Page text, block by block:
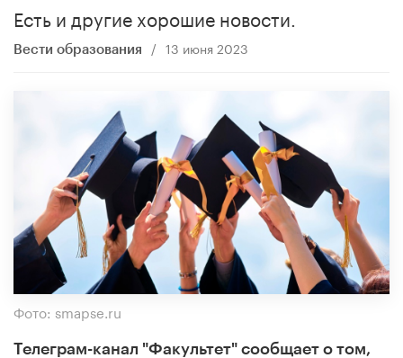
Есть и другие хорошие новости.
Вести образования / 13 июня 2023
Фото: smapse.ru
Телеграм-канал "Факультет" сообщает о том,